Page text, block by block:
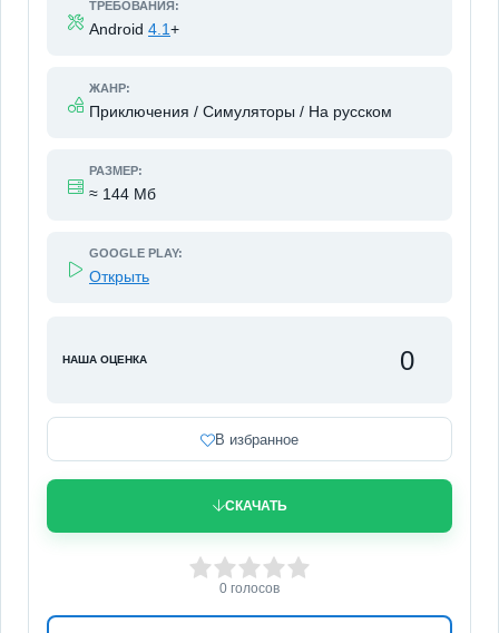
ТРЕБОВАНИЯ:
Android 4.1+
ЖАНР:
Приключения / Симуляторы / На русском
РАЗМЕР:
≈ 144 Мб
GOOGLE PLAY:
Открыть
НАША ОЦЕНКА 0
В избранное
СКАЧАТЬ
3 4 5
0 голосов